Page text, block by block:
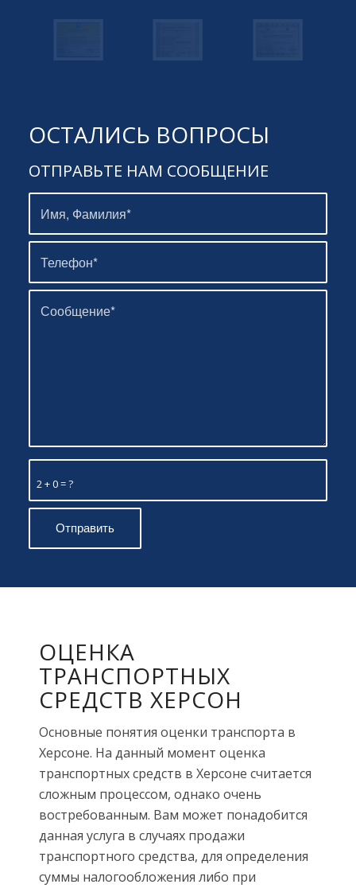
ОСТАЛИСЬ ВОПРОСЫ
ОТПРАВЬТЕ НАМ СООБЩЕНИЕ
2 + 0 = ?
ОЦЕНКА
ТРАНСПОРТНЫХ
СРЕДСТВ ХЕРСОН
Основные понятия оценки транспорта в
Херсоне. На данный момент оценка
транспортных средств в Херсоне считается
сложным процессом, однако очень
востребованным. Вам может понадобится
данная услуга в случаях продажи
транспортного средства, для определения
суммы налогообложения либо при